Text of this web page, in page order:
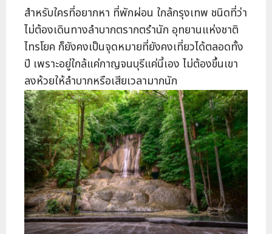
สำหรับใครที่อยากหา ที่พักผ่อน ใกล้กรุงเทพ ชนิดที่ว่า
ไม่ต้องเดินทางลำบากตรากตรำนัก อุทยานแห่งชาติ
ไทรโยค ก็ยังคงเป็นจุดหมายที่ยังคงเที่ยวได้ตลอดทั้ง
ปี เพราะอยู่ใกล้แค่กาญจนบุรีแค่นี้เอง ไม่ต้องขึ้นเขา
ลงห้วยให้ลำบากหรือเสียเวลามากนัก